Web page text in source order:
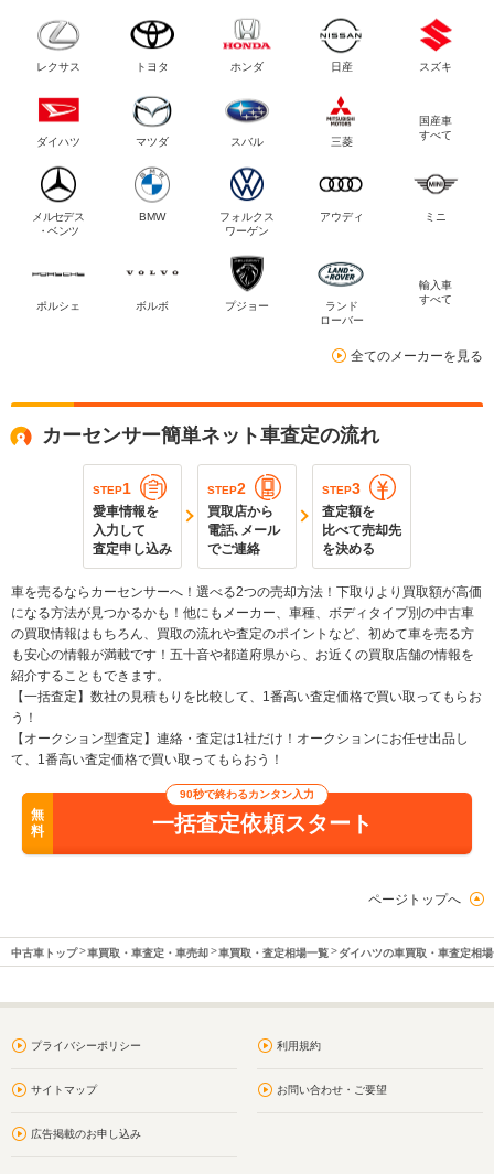
レクサス トヨタ ホンダ 日産 スズキ
ダイハツ マツダ スバル 三菱
国産車
すべて
メルセデス
・ベンツ
BMW
フォルクス
ワーゲン
アウディ ミニ
ポルシェ ボルボ プジョー
ランド
ローバー
輸入車
すべて
全てのメーカーを見る
カーセンサー簡単ネット車査定の流れ
STEP1
愛車情報を
入力して
査定申し込み
STEP2
買取店から
電話､メール
でご連絡
STEP3
査定額を
比べて売却先
を決める
車を売るならカーセンサーへ！選べる2つの売却方法！下取りより買取額が高価
になる方法が見つかるかも！他にもメーカー、車種、ボディタイプ別の中古車
の買取情報はもちろん、買取の流れや査定のポイントなど、初めて車を売る方
も安心の情報が満載です！五十音や都道府県から、お近くの買取店舗の情報を
紹介することもできます。
【一括査定】数社の見積もりを比較して、1番高い査定価格で買い取ってもらお
う！
【オークション型査定】連絡・査定は1社だけ！オークションにお任せ出品し
て、1番高い査定価格で買い取ってもらおう！
無
料
90秒で終わるカンタン入力
一括査定依頼スタート
ページトップへ
中古車トップ 車買取・車査定・車売却 車買取・査定相場一覧 ダイハツの車買取・車査定相
プライバシーポリシー 利用規約
サイトマップ お問い合わせ・ご要望
広告掲載のお申し込み